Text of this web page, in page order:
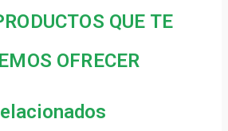
QUE TE
OFRECER